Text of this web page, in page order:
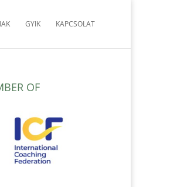
GYIK KAPCSOLAT
OF